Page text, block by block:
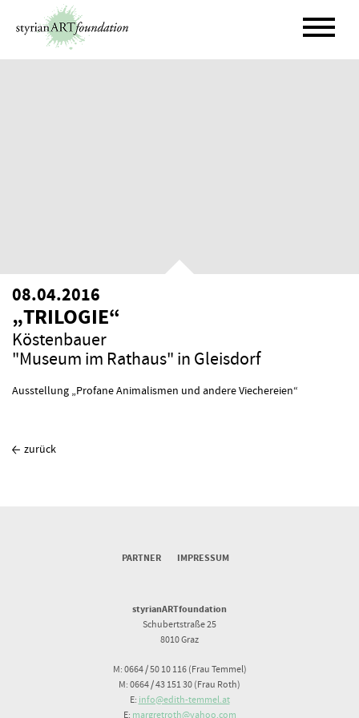
08.04.2016
„TRILOGIE“
Köstenbauer
"Museum im Rathaus" in Gleisdorf
Ausstellung „Profane Animalismen und andere Viechereien“
zurück
PARTNER IMPRESSUM
styrianARTfoundation
Schubertstraße 25
8010 Graz
M: 0664 / 50 10 116 (Frau Temmel)
M: 0664 / 43 151 30 (Frau Roth)
E: info@edith-temmel.at
E: margretroth@yahoo.com